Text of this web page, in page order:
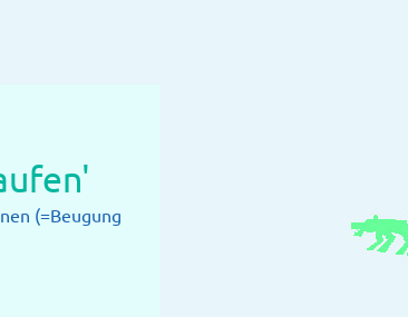
(=Beugung